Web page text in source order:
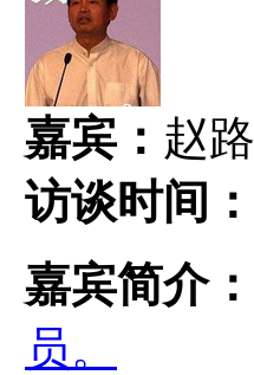
嘉宾： 赵
访谈时间：
嘉宾简介：
员。